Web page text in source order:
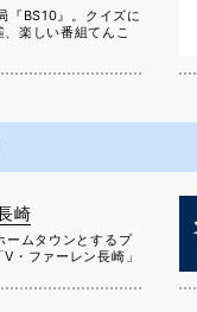
『BS10』。クイズに
楽しい番組てんこ
崎
ームタウンとするプ
・ファーレン長崎」